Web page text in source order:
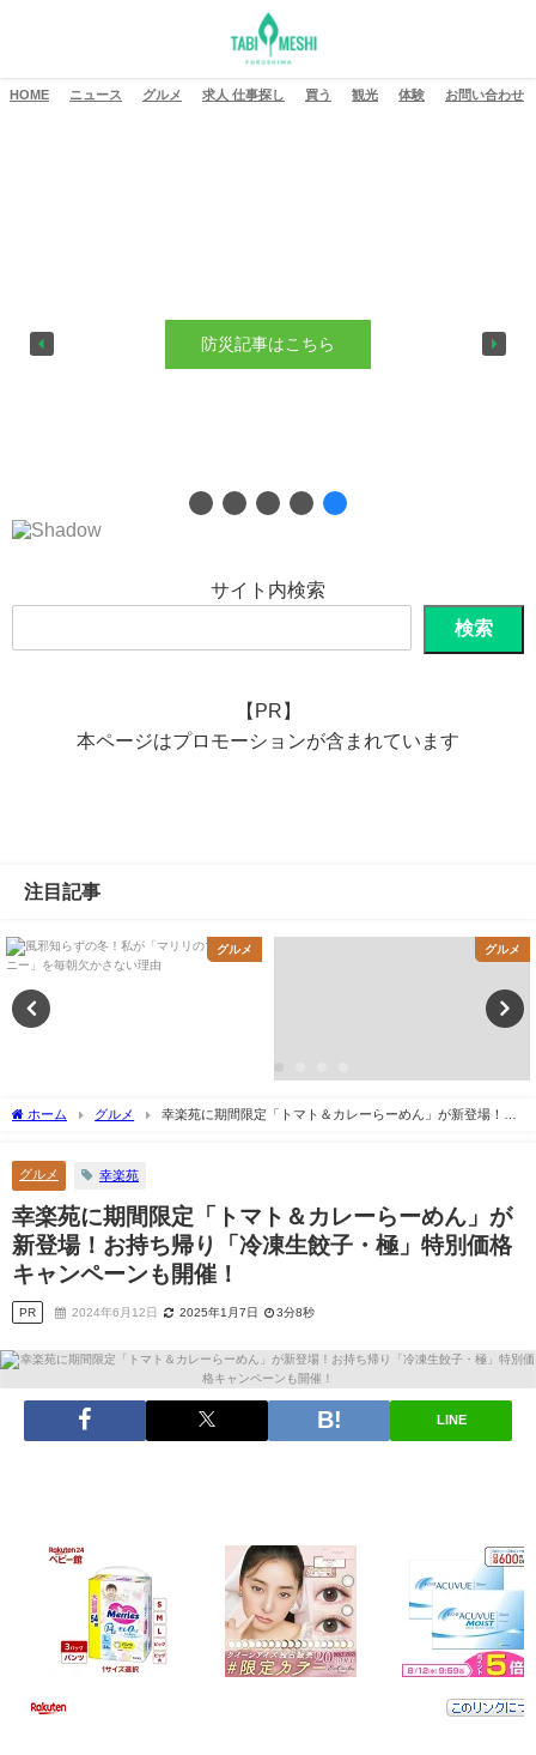
HOME ニュース グルメ 求人 仕事探し 買う 観光 体験 お問い合わせ
アムカフェ 夏キャンペーン
防災記事はこちら
サイト内検索
検索
【PR】
本ページはプロモーションが含まれています
注目記事
グルメ グルメ
ホーム グルメ
幸楽苑に期間限定「トマト＆カレーらーめん」が新登場！お
グルメ 幸楽苑
幸楽苑に期間限定「トマト＆カレーらーめん」が
新登場！お持ち帰り「冷凍生餃子・極」特別価格
キャンペーンも開催！
PR 2024年6月12日 2025年1月7日 3分8秒
LINE